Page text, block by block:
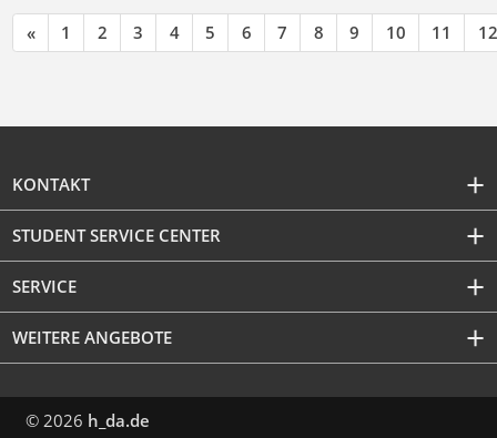
« 1 2 3 4 5 6 7 8 9 10 11 12
KONTAKT
STUDENT SERVICE CENTER
SERVICE
WEITERE ANGEBOTE
© 2026 h_da.de